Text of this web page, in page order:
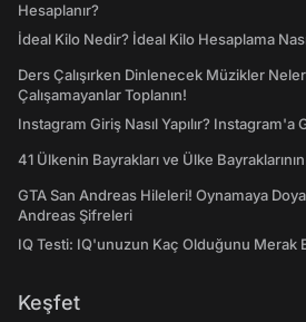
Hesaplanır?
İdeal Kilo Nedir? İdeal Kilo Hesaplama Nasıl
Ders Çalışırken Dinlenecek Müzikler
Çalışamayanlar Toplanın!
Instagram Giriş Nasıl Yapılır?
41 Ülkenin Bayrakları ve Ülke
GTA San Andreas Hileleri! Oynamaya
Andreas Şifreleri
IQ Testi: IQ'unuzun Kaç Olduğunu Merak
Keşfet